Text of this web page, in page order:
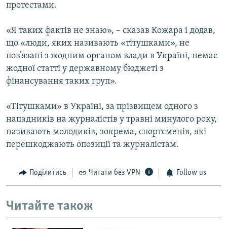
протестами.
«Я таких фактів не знаю», – сказав Кожара і додав,
що «люди, яких називають «тітушками», не
пов’язані з жодним органом влади в Україні, немає
жодної статті у державному бюджеті з
фінансування таких груп».
«Тітушками» в Україні, за прізвищем одного з
нападників на журналістів у травні минулого року,
називають молодиків, зокрема, спортсменів, які
перешкоджають опозиції та журналістам.
Поділитись Читати без VPN Follow us
Читайте також